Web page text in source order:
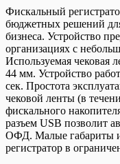
30Ф
Фискальный
бюджетных решений
бизнеса. Устройство
организациях с
Используемая чековая
44 мм. Устройство
сек. Простота
чековой ленты (в
фискального
разъем USB позволит
ОФД. Малые габариты и
регистратор в